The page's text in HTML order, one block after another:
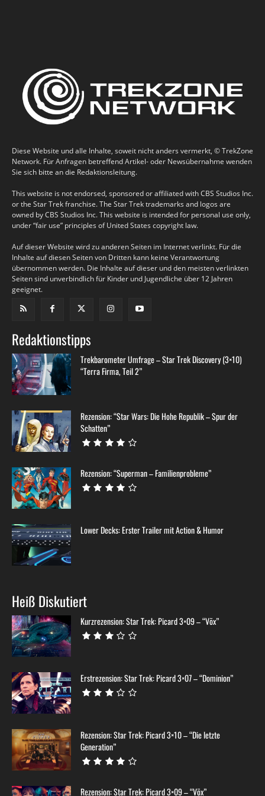
Diese Website und alle Inhalte, soweit nicht anders vermerkt, © TrekZone
Network. Für Anfragen betreffend Artikel- oder Newsübernahme wenden
Sie sich bitte an die Redaktionsleitung.
This website is not endorsed, sponsored or affiliated with CBS Studios Inc.
or the Star Trek franchise. The Star Trek trademarks and logos are
owned by CBS Studios Inc. This website is intended for personal use only,
under “fair use” principles of United States copyright law.
Auf dieser Website wird zu anderen Seiten im Internet verlinkt. Für die
Inhalte auf diesen Seiten von Dritten kann keine Verantwortung
übernommen werden. Die Inhalte auf dieser und den meisten verlinkten
Seiten sind unverbindlich für Kinder und Jugendliche über 12 Jahren
geeignet.
Redaktionstipps
Trekbarometer Umfrage – Star Trek Discovery (3×10)
“Terra Firma, Teil 2”
Rezension: “Star Wars: Die Hohe Republik – Spur der
Schatten”
Rezension: “Superman – Familienprobleme”
Lower Decks: Erster Trailer mit Action & Humor
Heiß Diskutiert
Kurzrezension: Star Trek: Picard 3×09 – “Võx”
Erstrezension: Star Trek: Picard 3×07 – “Dominion”
Rezension: Star Trek: Picard 3×10 – “Die letzte
Generation”
Rezension: Star Trek: Picard 3×09 – “Võx”